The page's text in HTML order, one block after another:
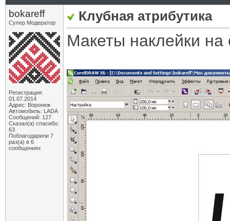
bokareff
Супер Модератор
Регистрация:
01.07.2014
Адрес: Воронеж
Автомобиль: LADA
Сообщений: 127
Сказал(а) спасибо:
63
Поблагодарили 7
раз(а) в 6
сообщениях
Клубная атрибутика
Макеты наклейки на